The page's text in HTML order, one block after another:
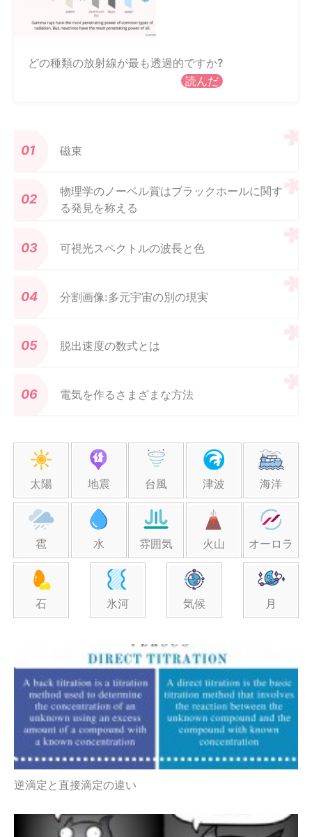
どの種類の放射線が最も透過的ですか?
読んだ
磁束
物理学のノーベル賞はブラックホールに関す
る発見を称える
可視光スペクトルの波長と色
分割画像:多元宇宙の別の現実
脱出速度の数式とは
電気を作るさまざまな方法
太陽 地震 台風 津波 海洋
雹 水 雰囲気 火山 オーロラ
石 氷河 気候 月
逆滴定と直接滴定の違い